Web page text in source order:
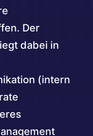
Der
dabei in
(intern